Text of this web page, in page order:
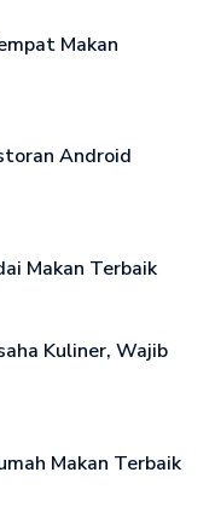
Makan
Android
Makan Terbaik
Kuliner, Wajib
Makan Terbaik